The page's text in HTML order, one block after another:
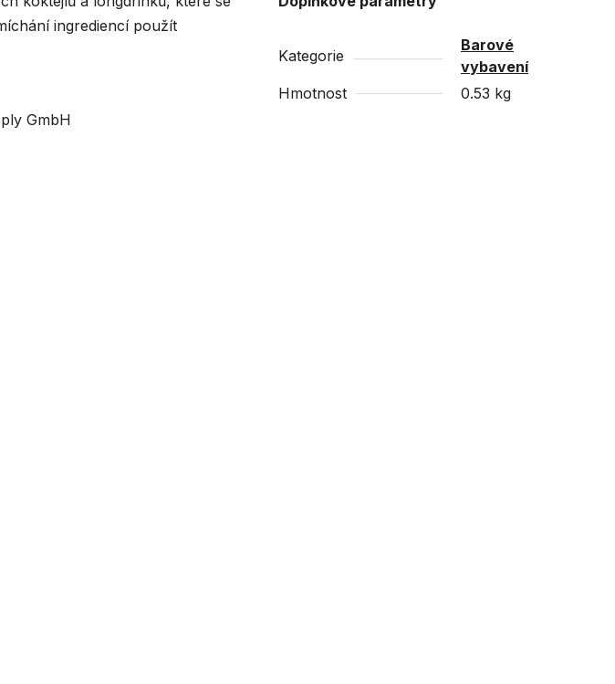
ingrediencí použít
GmbH
Kategorie
Barové
vybavení
Hmotnost
0.53 kg